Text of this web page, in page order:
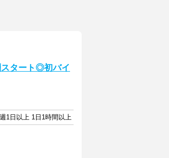
スタート◎初バイ
週1日以上 1日1時間以上